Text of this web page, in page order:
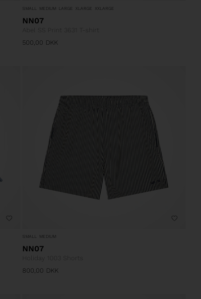
SMALL MEDIUM LARGE XLARGE XXLARGE
NN07
500,00 DKK
SMALL MEDIUM
NN07
Holiday 1003 Shorts
800,00 DKK